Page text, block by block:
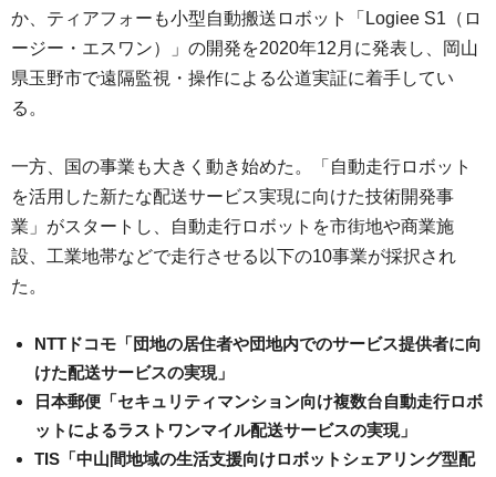
か、ティアフォーも小型自動搬送ロボット「Logiee S1（ロ
ージー・エスワン）」の開発を2020年12月に発表し、岡山
県玉野市で遠隔監視・操作による公道実証に着手してい
る。
一方、国の事業も大きく動き始めた。「自動走行ロボット
を活用した新たな配送サービス実現に向けた技術開発事
業」がスタートし、自動走行ロボットを市街地や商業施
設、工業地帯などで走行させる以下の10事業が採択され
た。
NTTドコモ「団地の居住者や団地内でのサービス提供者に向
けた配送サービスの実現」
日本郵便「セキュリティマンション向け複数台自動走行ロボ
ットによるラストワンマイル配送サービスの実現」
TIS「中山間地域の生活支援向けロボットシェアリング型配